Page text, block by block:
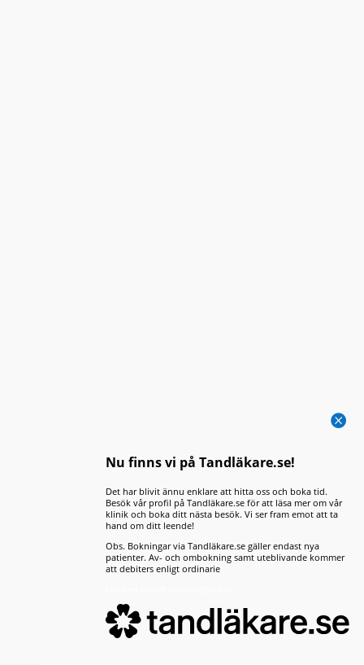
mer än bara dina tänder? Forskning visar
att det finns ett tydligt samband...
Nu finns vi på Tandläkare.se!
Det har blivit ännu enklare att hitta oss och boka tid.
Besök vår profil på Tandläkare.se för att läsa mer om vår
klinik och boka ditt nästa besök. Vi ser fram emot att ta
hand om ditt leende!
Obs. Bokningar via Tandläkare.se gäller endast nya
patienter. Av- och ombokning samt uteblivande kommer
att debiters enligt ordinarie
